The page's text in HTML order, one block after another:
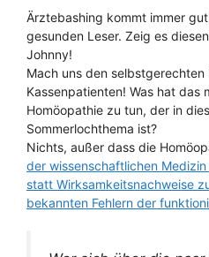
Ärztebashing kommt immer
gesunden Leser. Zeig es
Johnny!
Mach uns den selbstgerechten
Kassenpatienten! Was hat das
Homöopathie zu tun, der in
Sommerlochthema ist?
Nichts, außer dass die
der wissenschaftlichen
statt Wirksamkeitsnachweise
bekannten Fehlern der